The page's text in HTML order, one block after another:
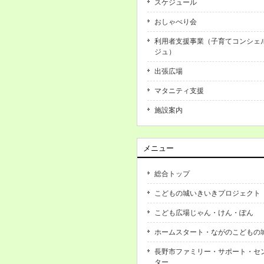
スケジュール
おしゃべり会
利用者支援事業（子育てコンシェ
ジュ）
出張広場
マタニティ支援
施設案内
メニュー
総合トップ
こどもの城いきいきプロジェクト
こども広場じゃん・けん・ぽん
ホームスタート・ながのこどもの
長野市ファミリー・サポート・セ
ター